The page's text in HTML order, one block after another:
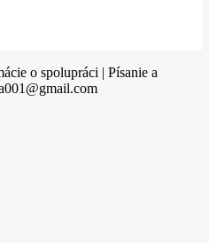
o spolupráci | Písanie a